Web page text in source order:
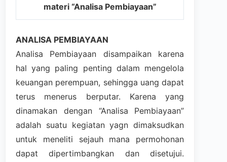
materi “Analisa Pembiayaan”
ANALISA PEMBIAYAAN
Analisa Pembiayaan disampaikan karena
hal yang paling penting dalam mengelola
keuangan perempuan, sehingga uang dapat
terus menerus berputar. Karena yang
dinamakan dengan “Analisa Pembiayaan”
adalah suatu kegiatan yagn dimaksudkan
untuk meneliti sejauh mana permohonan
dapat dipertimbangkan dan disetujui.